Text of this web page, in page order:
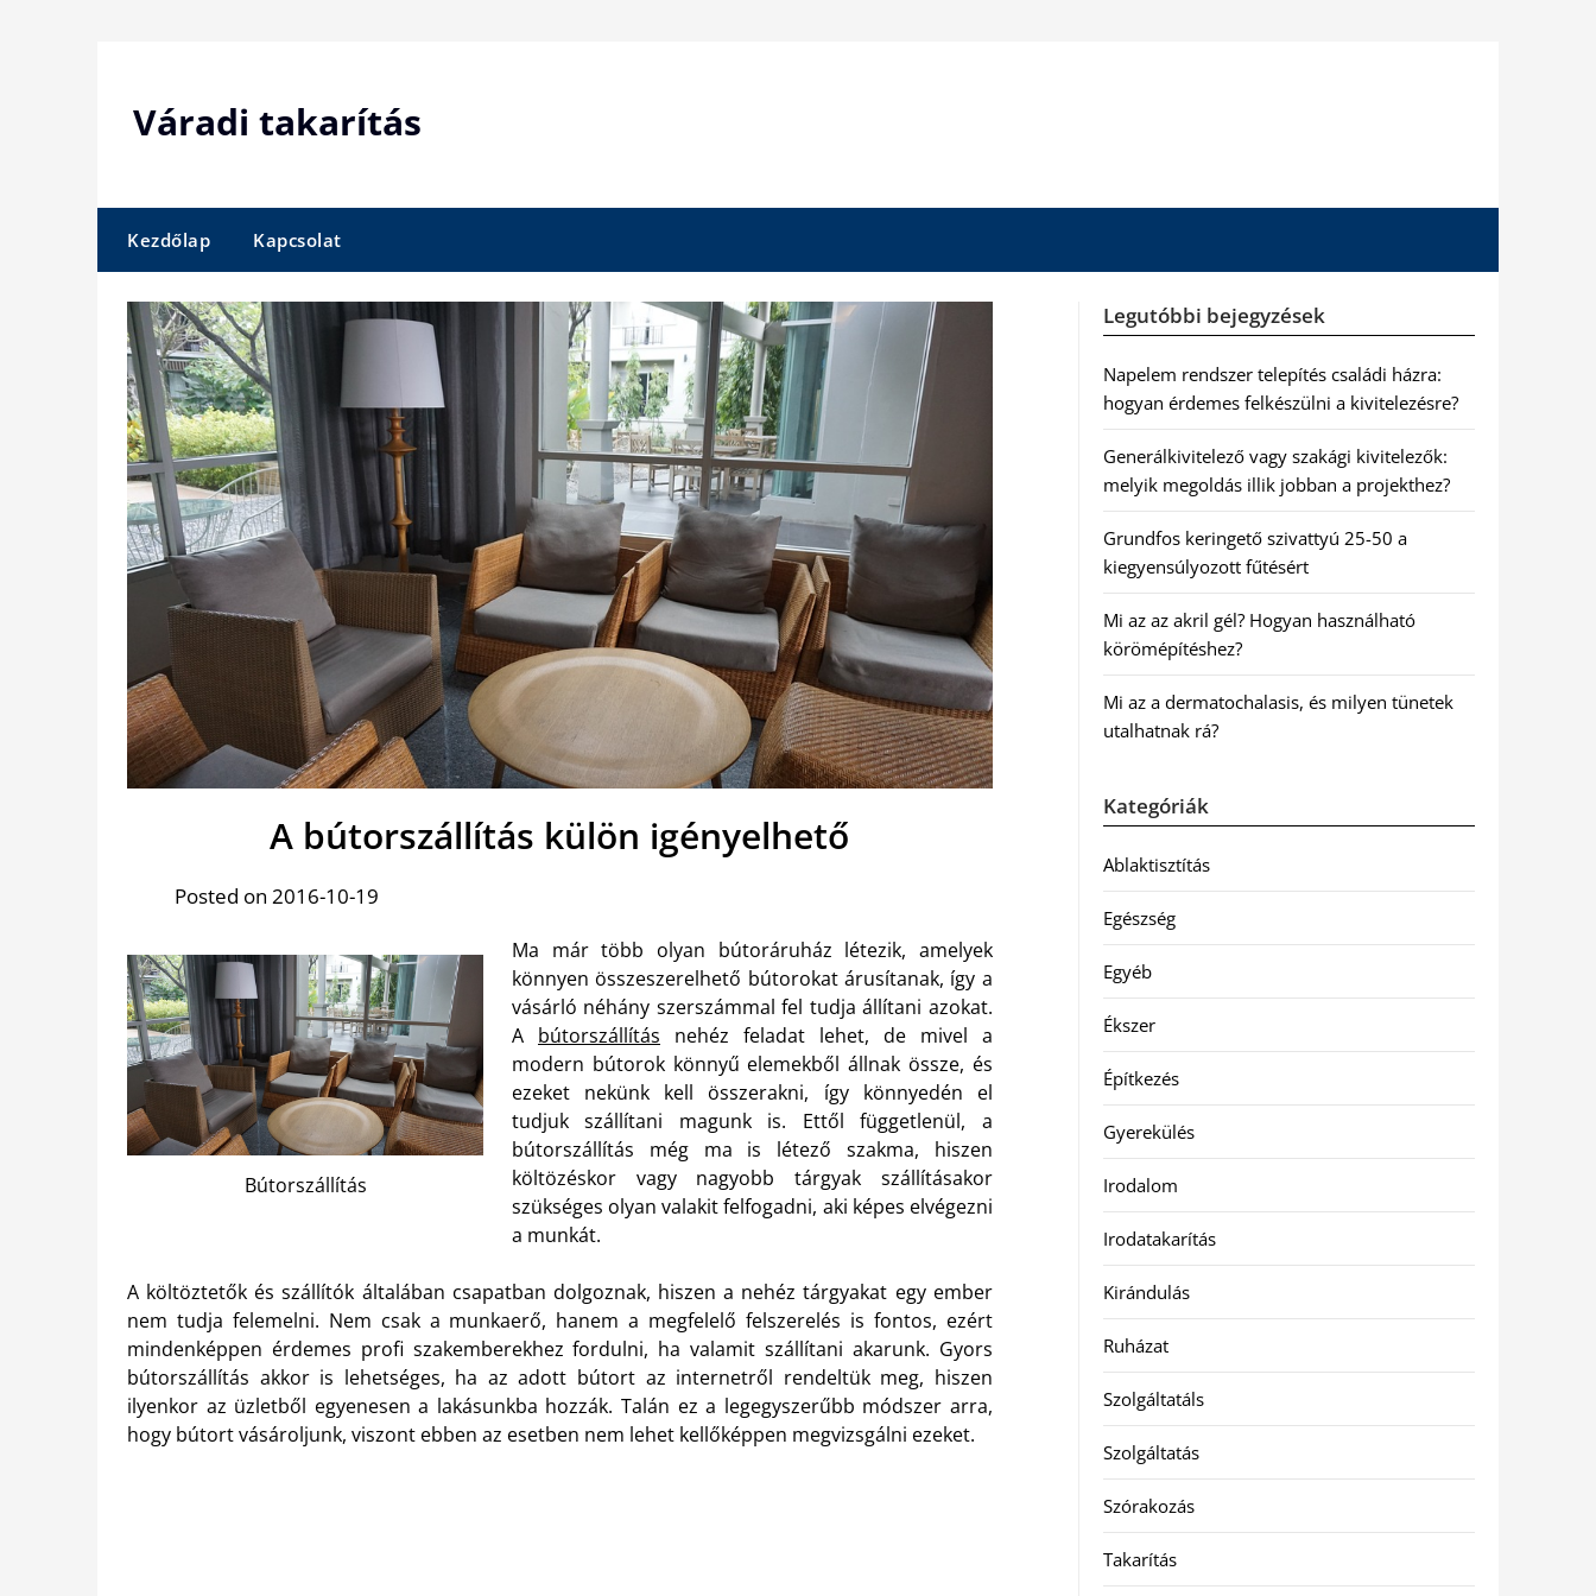
Váradi takarítás
Kezdőlap Kapcsolat
A bútorszállítás külön igényelhető
Posted on 2016-10-19
Bútorszállítás
Ma már több olyan bútoráruház létezik, amelyek
könnyen összeszerelhető bútorokat árusítanak, így a
vásárló néhány szerszámmal fel tudja állítani azokat.
A bútorszállítás nehéz feladat lehet, de mivel a
modern bútorok könnyű elemekből állnak össze, és
ezeket nekünk kell összerakni, így könnyedén el
tudjuk szállítani magunk is. Ettől függetlenül, a
bútorszállítás még ma is létező szakma, hiszen
költözéskor vagy nagyobb tárgyak szállításakor
szükséges olyan valakit felfogadni, aki képes elvégezni
a munkát.
A költöztetők és szállítók általában csapatban dolgoznak, hiszen a nehéz tárgyakat egy ember
nem tudja felemelni. Nem csak a munkaerő, hanem a megfelelő felszerelés is fontos, ezért
mindenképpen érdemes profi szakemberekhez fordulni, ha valamit szállítani akarunk. Gyors
bútorszállítás akkor is lehetséges, ha az adott bútort az internetről rendeltük meg, hiszen
ilyenkor az üzletből egyenesen a lakásunkba hozzák. Talán ez a legegyszerűbb módszer arra,
hogy bútort vásároljunk, viszont ebben az esetben nem lehet kellőképpen megvizsgálni ezeket.
Legutóbbi bejegyzések
Napelem rendszer telepítés családi házra:
hogyan érdemes felkészülni a kivitelezésre?
Generálkivitelező vagy szakági kivitelezők:
melyik megoldás illik jobban a projekthez?
Grundfos keringető szivattyú 25-50 a
kiegyensúlyozott fűtésért
Mi az az akril gél? Hogyan használható
körömépítéshez?
Mi az a dermatochalasis, és milyen tünetek
utalhatnak rá?
Kategóriák
Ablaktisztítás
Egészség
Egyéb
Ékszer
Építkezés
Gyerekülés
Irodalom
Irodatakarítás
Kirándulás
Ruházat
Szolgáltatáls
Szolgáltatás
Szórakozás
Takarítás